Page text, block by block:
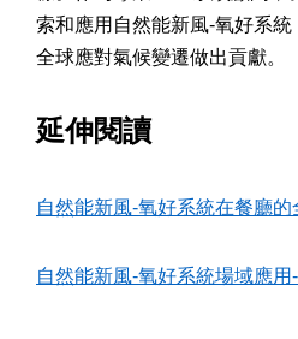
索和應用自然能新風-氧好系
全球應對氣候變遷做出貢獻。
延伸閱讀
自然能新風-氧好系統在餐廳
自然能新風-氧好系統場域應